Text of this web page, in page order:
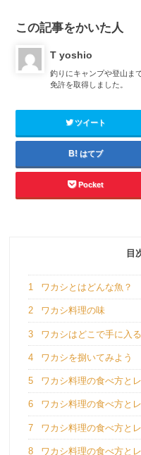
この記事をかいた人
T yoshio
釣りにキャンプや登山ま
免許を取得しました。
ツイート
はてブ
Pocket
目
1 ワカシとはどんな魚？
2 ワカシ料理の味
3 ワカシはどこで手に入
4 ワカシを捌いてみよう
5 ワカシ料理の食べ方と
6 ワカシ料理の食べ方と
7 ワカシ料理の食べ方と
8 ワカシ料理の食べ方と